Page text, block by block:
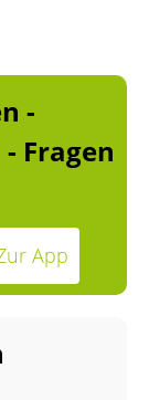
-
Fragen
App